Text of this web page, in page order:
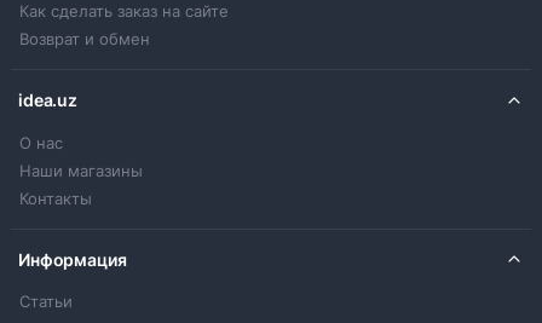
Как сделать заказ на сайте
Возврат и обмен
idea.uz
О нас
Наши магазины
Контакты
Информация
Статьи